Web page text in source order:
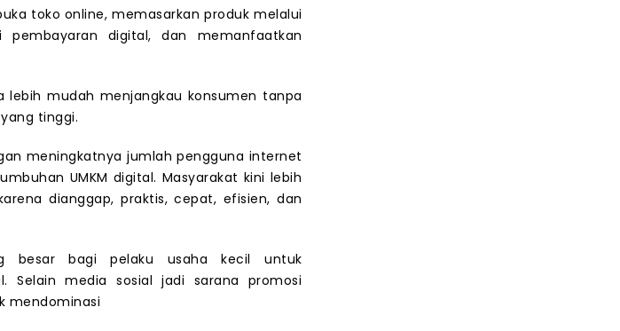
toko online, memasarkan produk melalui
pembayaran digital, dan memanfaatkan
lebih mudah menjangkau konsumen tanpa
tinggi.
meningkatnya jumlah pengguna internet
UMKM digital. Masyarakat kini lebih
dianggap, praktis, cepat, efisien, dan
besar bagi pelaku usaha kecil untuk
Selain media sosial jadi sarana promosi
mendominasi